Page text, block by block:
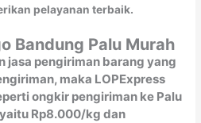
pelayanan terbaik.
Bandung Palu Murah
jasa pengiriman barang yang
maka LOPExpress
ongkir pengiriman ke Palu
Rp8.000/kg dan